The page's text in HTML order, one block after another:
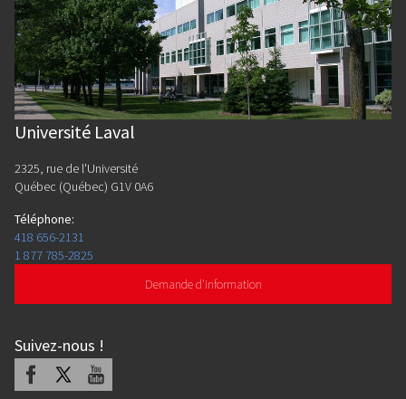
Université Laval
2325, rue de l'Université
Québec (Québec) G1V 0A6
Téléphone:
418 656-2131
1 877 785-2825
Demande d'information
Suivez-nous !
Facebook Youtube